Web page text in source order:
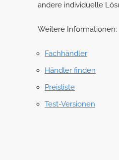
andere individuelle
Weitere Informationen:
Fachhändler
Händler finden
Preisliste
Test-Versionen